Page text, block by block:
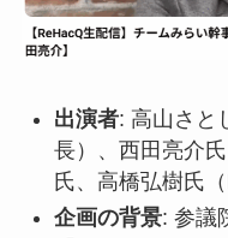
出演者: 高山さと
長）、西田亮介
氏、高橋弘樹氏
企画の背景: 参議